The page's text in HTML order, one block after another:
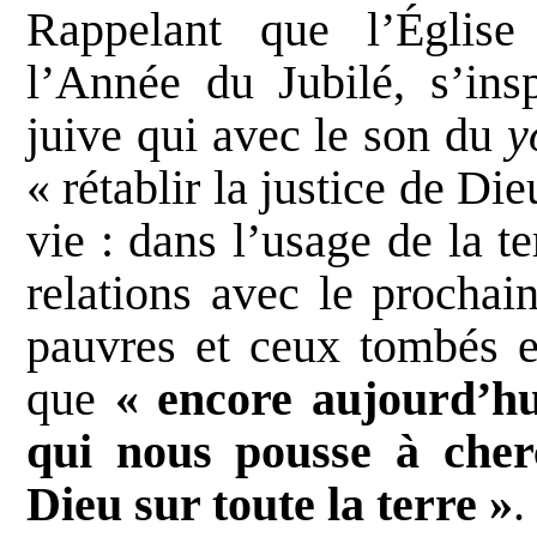
Rappelant que
l’Année du Jubilé,
juive qui avec le son du
« rétablir la justice de
vie : dans l’usage de la
relations avec le
pauvres et ceux tombés
que « encore
qui nous pousse à
Dieu sur toute la terre ».